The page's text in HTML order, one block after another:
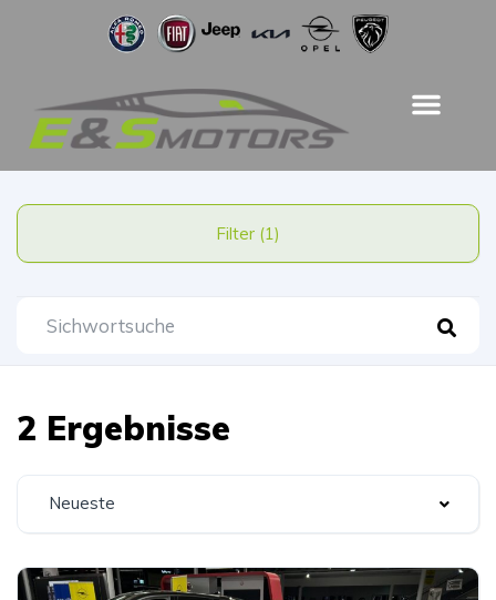
Filter (1)
2 Ergebnisse
Neueste